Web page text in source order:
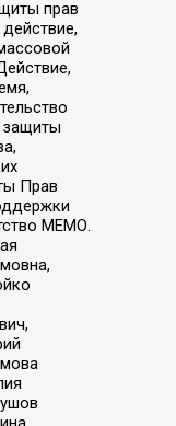
прав
защиты
Прав
МЕМО.